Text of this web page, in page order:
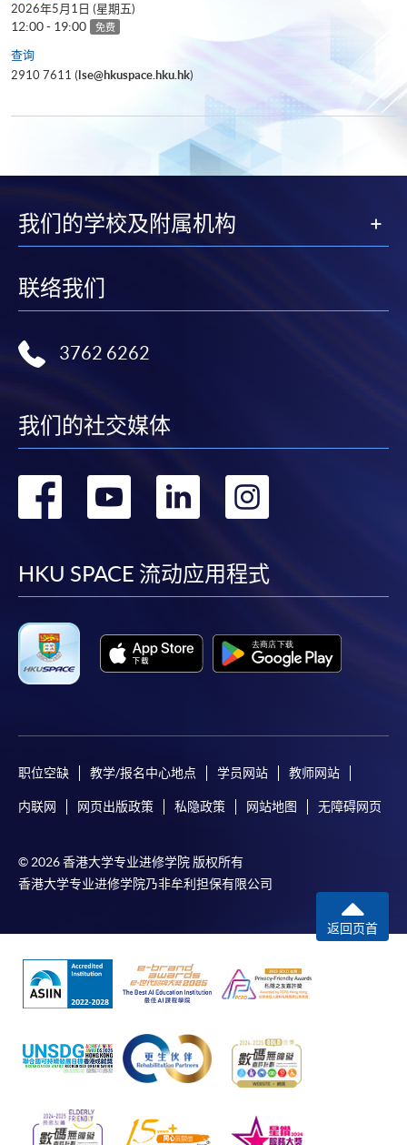
2026年5月1日 (星期五)
12:00 - 19:00 免费
查询
2910 7611 (lse@hkuspace.hku.hk)
我们的学校及附属机构
联络我们
3762 6262
我们的社交媒体
转
facebook
转
youtube
转
linkedin
转
HKU SPACE 流动应用程式
职位空缺 教学/报名中心地点 学员网站 教师网站
内联网 网页出版政策 私隐政策 网站地图 无障碍网页
© 2026 香港大学专业进修学院 版权所有
香港大学专业进修学院乃非牟利担保有限公司
返回页首